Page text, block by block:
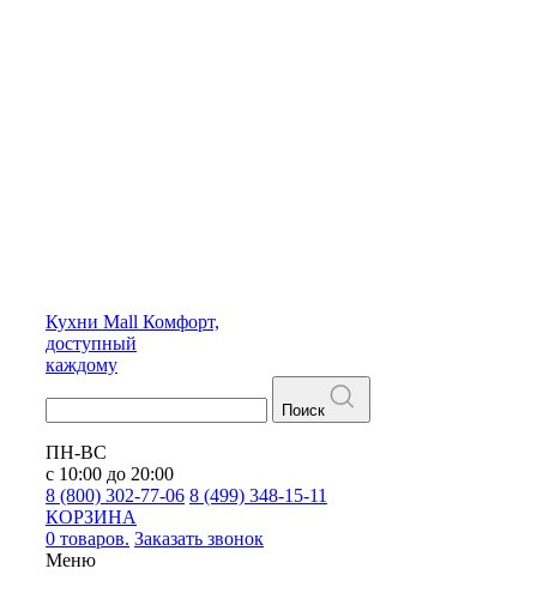
Кухни Mall Комфорт,
доступный
каждому
Поиск
ПН-ВС
с 10:00 до 20:00
8 (800) 302-77-06 8 (499) 348-15-11
КОРЗИНА
0 товаров. Заказать звонок
Меню